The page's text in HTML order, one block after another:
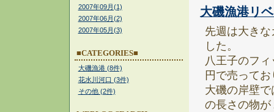
大磯漁港リ
先週は大き
した。
八王子のフ
円で売って
大磯の岸壁
の長さの物
2007年09月(1)
2007年06月(2)
2007年05月(3)
■CATEGORIES■
大磯漁港 (8件)
花水川河口 (3件)
その他 (2件)